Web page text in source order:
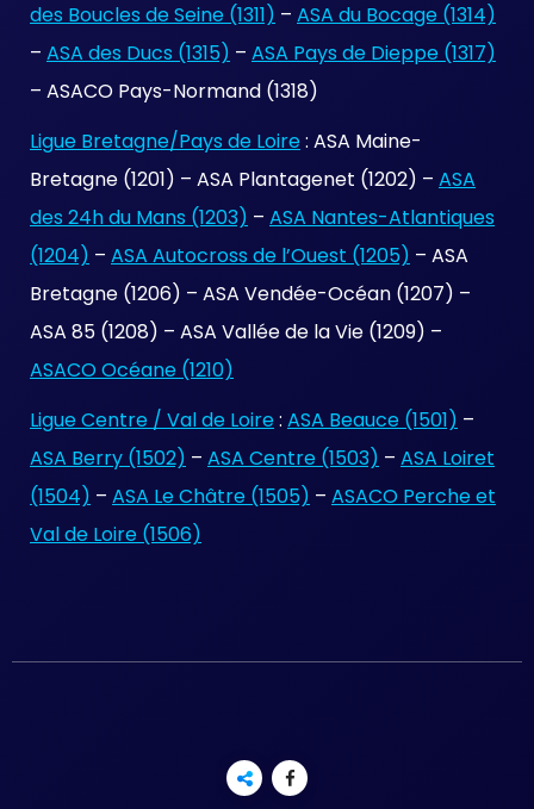
des Boucles de Seine (1311) – ASA du Bocage (1314)
– ASA des Ducs (1315) – ASA Pays de Dieppe (1317)
– ASACO Pays-Normand (1318)
Ligue Bretagne/Pays de Loire : ASA Maine-
Bretagne (1201) – ASA Plantagenet (1202) – ASA
des 24h du Mans (1203) – ASA Nantes-Atlantiques
(1204) – ASA Autocross de l’Ouest (1205) – ASA
Bretagne (1206) – ASA Vendée-Océan (1207) –
ASA 85 (1208) – ASA Vallée de la Vie (1209) –
ASACO Océane (1210)
Ligue Centre / Val de Loire : ASA Beauce (1501) –
ASA Berry (1502) – ASA Centre (1503) – ASA Loiret
(1504) – ASA Le Châtre (1505) – ASACO Perche et
Val de Loire (1506)